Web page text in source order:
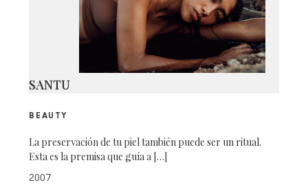
SANTU
BEAUTY
La preservación de tu piel también puede ser un ritual.
Esta es la premisa que guía a […]
2007